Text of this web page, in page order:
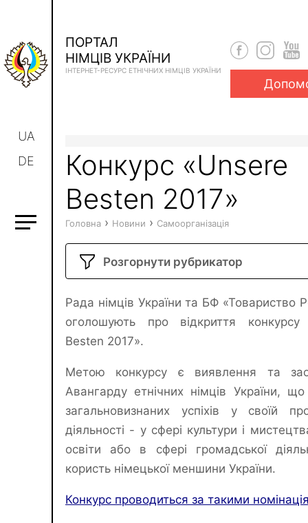
UA
DE
ПОРТАЛ
НІМЦІВ УКРАЇНИ
ІНТЕРНЕТ-РЕСУРС ЕТНІЧНИХ НІМЦІВ УКРАЇНИ
Конкурс «Unsere
Besten 2017»
Головна › Новини › Самоорганізація
Розгорнути рубрикатор
Рада німців України та БФ «Товариство
оголошують про відкриття конкурсу
Besten 2017».
Метою конкурсу є виявлення та
Авангарду етнічних німців України,
загальновизнаних успіхів у своїй
діяльності - у сфері культури і
освіти або в сфері громадської
користь німецької меншини України.
Конкурс проводиться за такими